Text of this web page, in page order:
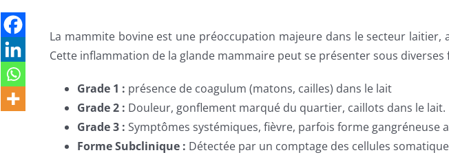
La mammite bovine est une préoccupation majeure dans le secteur
Cette inflammation de la glande mammaire peut se présenter sous diverses
Grade 1 : présence de coagulum (matons, cailles) dans le lait
Grade 2 : Douleur, gonflement marqué du quartier, caillots dans le lait.
Grade 3 : Symptômes systémiques, fièvre, parfois forme gangréneuse
Forme Subclinique : Détectée par un comptage des cellules